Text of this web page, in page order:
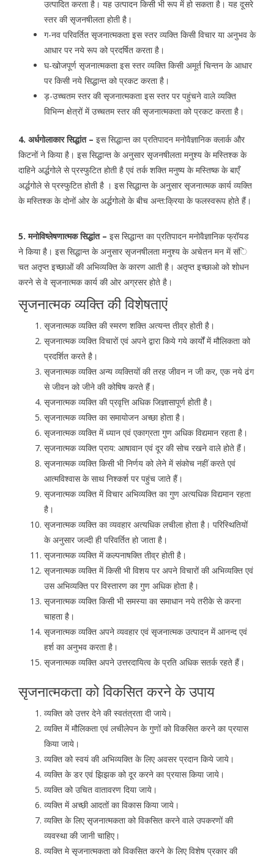
उत्पादित करता है। यह उत्पादन किसी भी रूप में हो सकता है। यह दूसरे
स्तर की सृजनषीलता होती है।
ग-नव परिवर्तित सृजनात्मकता इस स्तर व्यक्ति किसी विचार या अनुभव के
आधार पर नये रूप को प्रदर्षित करता है।
घ-खोजपूर्ण सृजनात्मकता इस स्तर व्यक्ति किसी अमूर्त चिन्तन के आधार
पर किसी नये सिद्धान्त को प्रकट करता है।
ड़-उच्चतम स्तर की सृजनात्मकता इस स्तर पर पहुंचने वाले व्यक्ति
विभिन्न क्षेत्रों में उच्चतम स्तर की सृजनात्मकता को प्रकट करता है।
4. अर्धगोलाकार सिद्धांत – इस सिद्धान्त का प्रतिपादन मनोवैज्ञानिक क्लार्क और
किटनों ने किया है। इस सिद्धान्त के अनुसार सृजनषीलता मनुश्य के मस्तिश्क के
दाहिने अर्द्धगोले से प्रस्फुटित होती है एवं तर्क शक्ति मनुष्य के मस्तिष्क के बाएँ
अर्द्धगोले से प्रस्फुटित होती है । इस सिद्धान्त के अनुसार सृजनात्मक कार्य व्यक्ति
के मस्तिश्क के दोनों ओर के अर्द्धगोलो के बीच अन्त:क्रिया के फलस्वरूप होते हैं।
5. मनोविष्लेषणात्मक सिद्धांत – इस सिद्धान्त का प्रतिपादन मनोवैज्ञानिक फ्रॉयड
ने किया है। इस सिद्धान्त के अनुसार सृजनषीलता मनुश्य के अचेतन मन में संि
चत अतृप्त इच्छाओं की अभिव्यक्ति के कारण आती है। अतृप्त इच्छाओ को शोधन
करने से वे सृजनात्मक कार्य की ओर अग्रसर होते है।
सृजनात्मक व्यक्ति की विशेषताएं
सृजनात्मक व्यक्ति की स्मरण शक्ति अत्यन्त तीव्र होती है।
सृजनात्मक व्यक्ति विचारों एवं अपने द्वारा किये गये कार्यों में मौलिकता को
प्रदर्शित करते है।
सृजनात्मक व्यक्ति अन्य व्यक्तियों की तरह जीवन न जी कर, एक नये ढंग
से जीवन को जीने की कोषिष करते हैं।
सृजनात्मक व्यक्ति की प्रवृत्ति अधिक जिज्ञासापूर्ण होती है।
सृजनात्मक व्यक्ति का समायोजन अच्छा होता है।
सृजनात्मक व्यक्ति में ध्यान एवं एकाग्रता गुण अधिक विद्यमान रहता है।
सृजनात्मक व्यक्ति प्राय: आषावान एवं दूर की सोच रखने वाले होते हैं।
सृजनात्मक व्यक्ति किसी भी निर्णय को लेने में संकोच नहीं करते एवं
आत्मविश्वास के साथ निश्कर्श पर पहुंच जाते हैं।
सृजनात्मक व्यक्ति में विचार अभिव्यक्ति का गुण अत्यधिक विद्यमान रहता
है।
सृजनात्मक व्यक्ति का व्यवहार अत्यधिक लचीला होता है। परिस्थितियों
के अनुसार जल्दी ही परिवर्तित हो जाता है।
सृजनात्मक व्यक्ति में कल्पनाषक्ति तीव्र होती है।
सृजनात्मक व्यक्ति में किसी भी विशय पर अपने विचारों की अभिव्यक्ति एवं
उस अभिव्यक्ति पर विस्तारण का गुण अधिक होता है।
सृजनात्मक व्यक्ति किसी भी समस्या का समाधान नये तरीके से करना
चाहता है।
सृजनात्मक व्यक्ति अपने व्यवहार एवं सृजनात्मक उत्पादन में आनन्द एवं
हर्श का अनुभव करता है।
सृजनात्मक व्यक्ति अपने उत्तरदायित्व के प्रति अधिक सतर्क रहते हैं।
सृजनात्मकता को विकसित करने के उपाय
व्यक्ति को उत्तर देने की स्वतंत्रता दी जाये।
व्यक्ति में मौलिकता एवं लचीलेपन के गुणों को विकसित करने का प्रयास
किया जाये।
व्यक्ति को स्वयं की अभिव्यक्ति के लिए अवसर प्रदान किये जाये।
व्यक्ति के डर एवं झिझक को दूर करने का प्रयास किया जाये।
व्यक्ति को उचित वातावरण दिया जाये।
व्यक्ति में अच्छी आदतों का विकास किया जाये।
व्यक्ति के लिए सृजनात्मकता को विकसित करने वाले उपकरणों की
व्यवस्था की जानी चाहिए।
व्यक्ति मे सृजनात्मकता को विकसित करने के लिए विशेष प्रकार की